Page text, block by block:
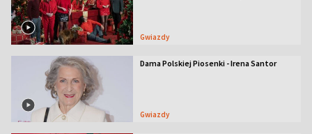
Gwiazdy
Dama Polskiej Piosenki - Irena Santor
Gwiazdy